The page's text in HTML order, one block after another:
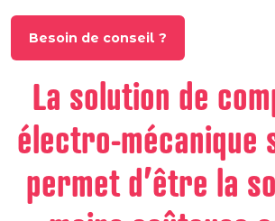
Besoin de conseil ?
La solution de
électro-mécanique
permet d’être la